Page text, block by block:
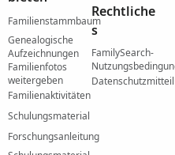
Familienstammbaum
Genealogische
Aufzeichnungen
Familienfotos
weitergeben
Familienaktivitäten
Schulungsmaterial
Forschungsanleitung
Rechtliche
s
FamilySearch-